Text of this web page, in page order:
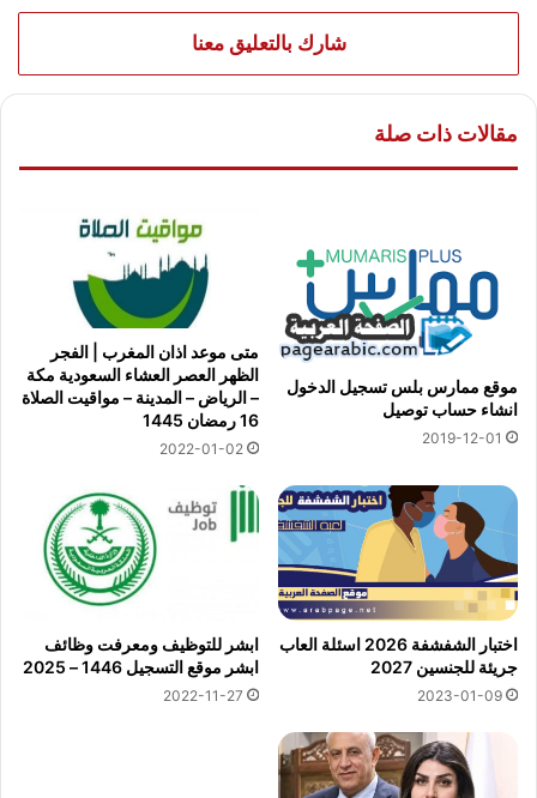
شارك بالتعليق معنا
مقالات ذات صلة
موقع ممارس بلس تسجيل الدخول
انشاء حساب توصيل
2019-12-01
متى موعد اذان المغرب | الفجر
الظهر العصر العشاء السعودية مكة
– الرياض – المدينة – مواقيت الصلاة
16 رمضان 1445
2022-01-02
اختبار الشفشفة 2026 اسئلة العاب
جريئة للجنسين 2027
2023-01-09
ابشر للتوظيف ومعرفت وظائف
ابشر موقع التسجيل 1446 – 2025
2022-11-27